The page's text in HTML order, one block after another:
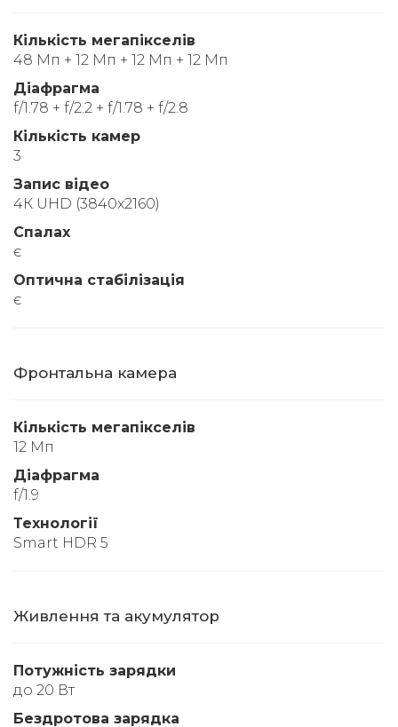
Кількість мегапікселів
48 Мп + 12 Мп + 12 Мп + 12 Мп
Діафрагма
f/1.78 + f/2.2 + f/1.78 + f/2.8
Кількість камер
3
Запис відео
4К UHD (3840x2160)
Спалах
є
Оптична стабілізація
є
Фронтальна камера
Кількість мегапікселів
12 Мп
Діафрагма
f/1.9
Технології
Smart HDR 5
Живлення та акумулятор
Потужність зарядки
до 20 Вт
Бездротова зарядка